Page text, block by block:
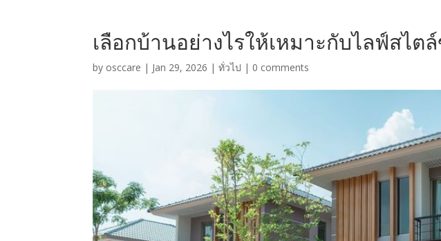
เลือกบ้านอย่างไรให้เหมาะกับไลฟ์สไ
by osccare | Jan 29, 2026 |ทั่วไป | 0 comments